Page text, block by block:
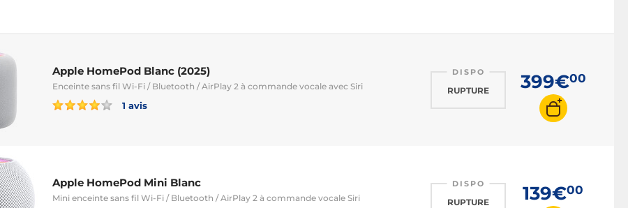
Apple HomePod Blanc (2025)
Enceinte sans fil Wi-Fi / Bluetooth / AirPlay 2 à commande vocale avec Siri
1 avis
DISPO
RUPTURE 399€00
Apple HomePod Mini Blanc
Mini enceinte sans fil Wi-Fi / Bluetooth / AirPlay 2 à commande vocale Siri
DISPO
RUPTURE 139€00